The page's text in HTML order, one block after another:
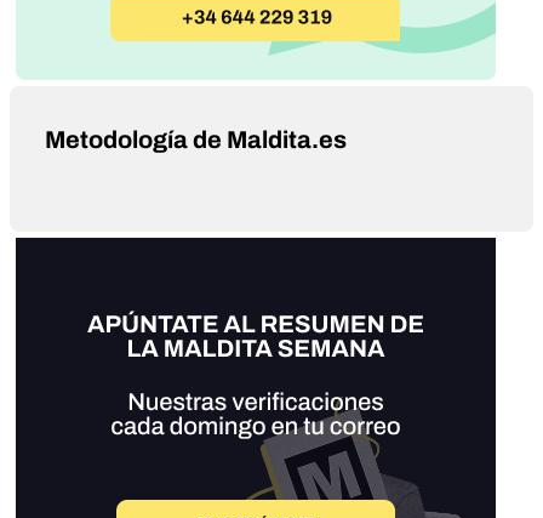
Metodología de Maldita.es